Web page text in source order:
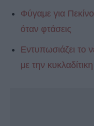
Φύγαμε για
όταν φτάσεις
Εντυπωσιάζει το
με την